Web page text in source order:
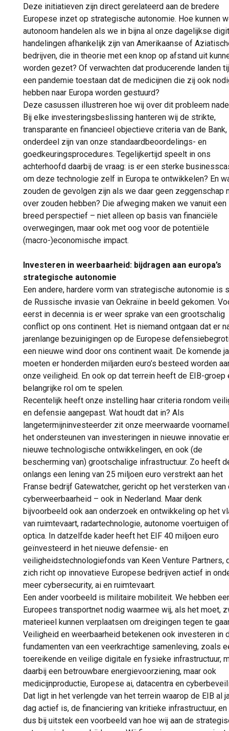
Deze initiatieven zijn direct gerelateerd aan de bredere
Europese inzet op strategische autonomie. Hoe kunnen
autonoom handelen als we in bijna al onze dagelijkse
handelingen afhankelijk zijn van Amerikaanse of
bedrijven, die in theorie met een knop op afstand uit
worden gezet? Of verwachten dat producerende landen
een pandemie toestaan dat de medicijnen die zij ook
hebben naar Europa worden gestuurd?
Deze casussen illustreren hoe wij over dit probleem
Bij elke investeringsbeslissing hanteren wij de strikte,
transparante en financieel objectieve criteria van de
onderdeel zijn van onze standaardbeoordelings- en
goedkeuringsprocedures. Tegelijkertijd speelt in ons
achterhoofd daarbij de vraag: is er een sterke
om deze technologie zelf in Europa te ontwikkelen? En
zouden de gevolgen zijn als we daar geen zeggenschap
over zouden hebben? Die afweging maken we vanuit een
breed perspectief – niet alleen op basis van financiële
overwegingen, maar ook met oog voor de potentiële
(macro-)economische impact.
Investeren in weerbaarheid: bijdragen aan europa’s
strategische autonomie
Een andere, hardere vorm van strategische autonomie is
de Russische invasie van Oekraïne in beeld gekomen.
eerst in decennia is er weer sprake van een grootschalig
conflict op ons continent. Het is niemand ontgaan dat er
jarenlange bezuinigingen op de Europese
een nieuwe wind door ons continent waait. De komende
moeten er honderden miljarden euro’s besteed worden
onze veiligheid. En ook op dat terrein heeft de EIB-groep
belangrijke rol om te spelen.
Recentelijk heeft onze instelling haar criteria rondom
en defensie aangepast. Wat houdt dat in? Als
langetermijninvesteerder zit onze meerwaarde
het ondersteunen van investeringen in nieuwe innovatie
nieuwe technologische ontwikkelingen, en ook (de
bescherming van) grootschalige infrastructuur. Zo heeft
onlangs een lening van 25 miljoen euro verstrekt aan het
Franse bedrijf Gatewatcher, gericht op het versterken van
cyberweerbaarheid – ook in Nederland. Maar denk
bijvoorbeeld ook aan onderzoek en ontwikkeling op het
van ruimtevaart, radartechnologie, autonome voertuigen of
optica. In datzelfde kader heeft het EIF 40 miljoen euro
geïnvesteerd in het nieuwe defensie- en
veiligheidstechnologiefonds van Keen Venture Partners,
zich richt op innovatieve Europese bedrijven actief in
meer cybersecurity, ai en ruimtevaart.
Een ander voorbeeld is militaire mobiliteit. We hebben
Europees transportnet nodig waarmee wij, als het moet,
materieel kunnen verplaatsen om dreigingen tegen te
Veiligheid en weerbaarheid betekenen ook investeren in
fundamenten van een veerkrachtige samenleving, zoals
toereikende en veilige digitale en fysieke infrastructuur,
daarbij een betrouwbare energievoorziening, maar ook
medicijnproductie, Europese ai, datacentra en
Dat ligt in het verlengde van het terrein waarop de EIB al
dag actief is, de financiering van kritieke infrastructuur,
dus bij uitstek een voorbeeld van hoe wij aan de